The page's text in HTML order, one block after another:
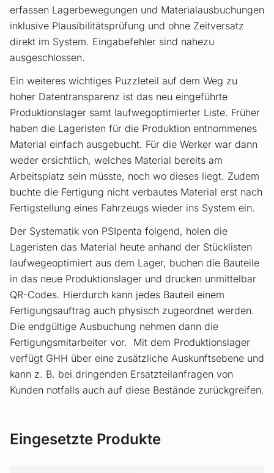
erfassen Lagerbewegungen und Materialausbuchungen
inklusive Plausibilitätsprüfung und ohne Zeitversatz
direkt im System. Eingabefehler sind nahezu
ausgeschlossen.
Ein weiteres wichtiges Puzzleteil auf dem Weg zu
hoher Datentransparenz ist das neu eingeführte
Produktionslager samt laufwegoptimierter Liste. Früher
haben die Lageristen für die Produktion entnommenes
Material einfach ausgebucht. Für die Werker war dann
weder ersichtlich, welches Material bereits am
Arbeitsplatz sein müsste, noch wo dieses liegt. Zudem
buchte die Fertigung nicht verbautes Material erst nach
Fertigstellung eines Fahrzeugs wieder ins System ein.
Der Systematik von PSIpenta folgend, holen die
Lageristen das Material heute anhand der Stücklisten
laufwegeoptimiert aus dem Lager, buchen die Bauteile
in das neue Produktionslager und drucken unmittelbar
QR-Codes. Hierdurch kann jedes Bauteil einem
Fertigungsauftrag auch physisch zugeordnet werden.
Die endgültige Ausbuchung nehmen dann die
Fertigungsmitarbeiter vor. Mit dem Produktionslager
verfügt GHH über eine zusätzliche Auskunftsebene und
kann z. B. bei dringenden Ersatzteilanfragen von
Kunden notfalls auch auf diese Bestände zurückgreifen.
Eingesetzte Produkte